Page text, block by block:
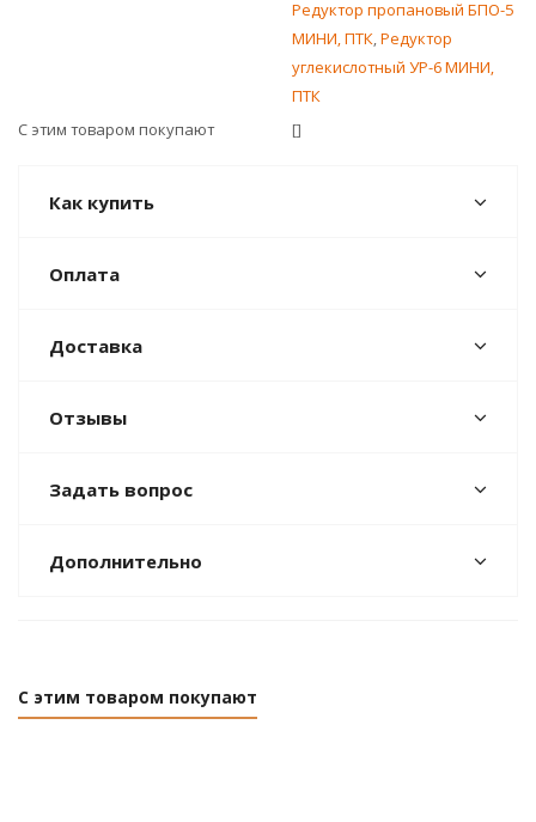
Редуктор пропановый БПО-5
МИНИ, ПТК,Редуктор
углекислотный УР-6 МИНИ,
ПТК
С этим товаром покупают
[]
Как купить
Оплата
Доставка
Отзывы
Задать вопрос
Дополнительно
С этим товаром покупают